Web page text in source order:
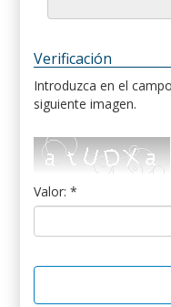
Verificación
Introduzca en el
siguiente imagen.
Valor: *